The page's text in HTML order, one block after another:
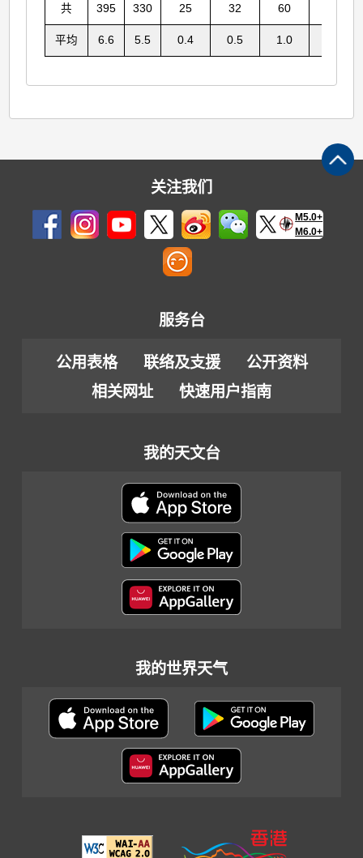
共 395 330 25 32 60
平均 6.6 5.5 0.4 0.5 1.0
关注我们
M5.0+
M6.0+
服务台
公用表格 联络及支援
公开资料
相关网址
快速用户指南
我的天文台
我的世界天气